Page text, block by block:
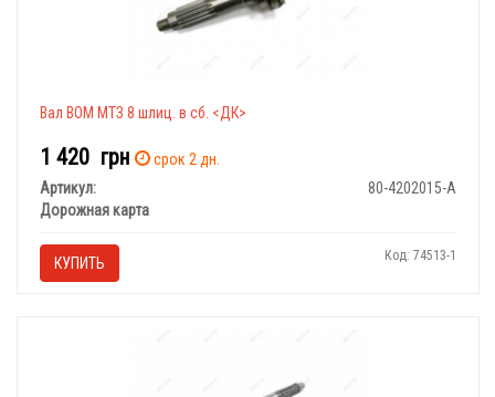
Вал ВОМ МТЗ 8 шлиц. в сб. <ДК>
1 420 грн
срок 2 дн.
Артикул:
80-4202015-А
Дорожная карта
КУПИТЬ Код: 74513-1